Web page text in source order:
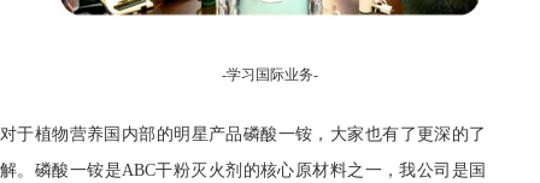
-学习 国际业务-
对于植物营养国内部的明星产品磷酸一铵，大家也有了更深的了
解。磷酸一铵是ABC干粉灭火剂的核心原材料之一，我公司是国